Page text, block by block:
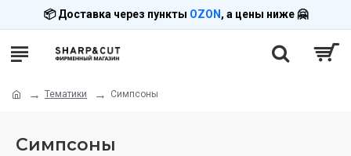
📦 Доставка через пункты OZON , а цены ниже 🤗
Тематики Симпсоны
Симпсоны